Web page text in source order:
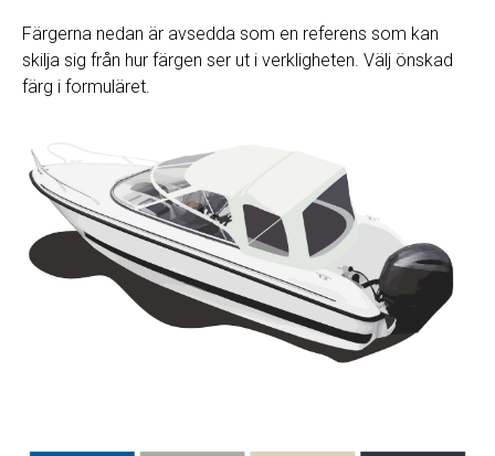
Färgerna nedan är avsedda som en referens som kan
skilja sig från hur färgen ser ut i verkligheten. Välj önskad
färg i formuläret.